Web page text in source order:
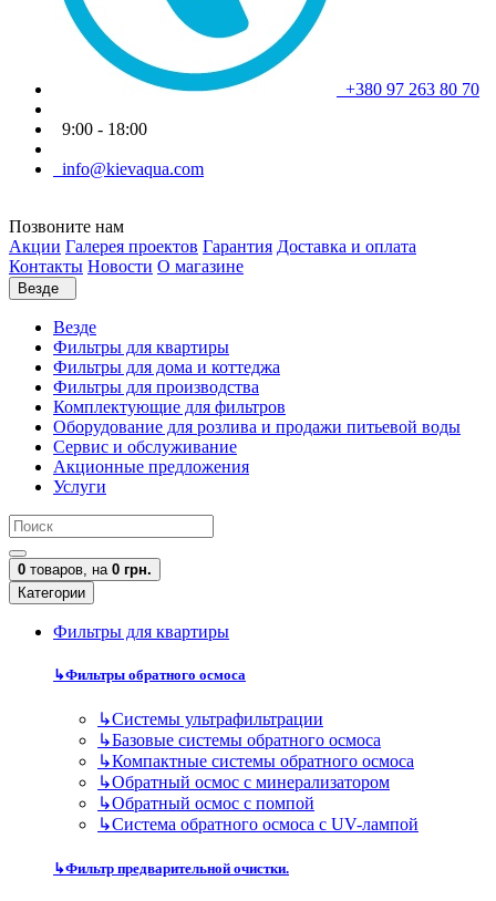
+380 97 263 80 70
9:00 - 18:00
info@kievaqua.com
Позвоните нам
Акции Галерея проектов Гарантия Доставка и оплата
Контакты Новости О магазине
Везде
Везде
Фильтры для квартиры
Фильтры для дома и коттеджа
Фильтры для производства
Комплектующие для фильтров
Оборудование для розлива и продажи питьевой воды
Сервис и обслуживание
Акционные предложения
Услуги
0 товаров, на 0 грн.
Категории
Фильтры для квартиры
↳Фильтры обратного осмоса
↳Cистемы ультрафильтрации
↳Базовые системы обратного осмоса
↳Компактные системы обратного осмоса
↳Обратный осмос с минерализатором
↳Обратный осмос с помпой
↳Система обратного осмоса с UV-лампой
↳Фильтр предварительной очистки.